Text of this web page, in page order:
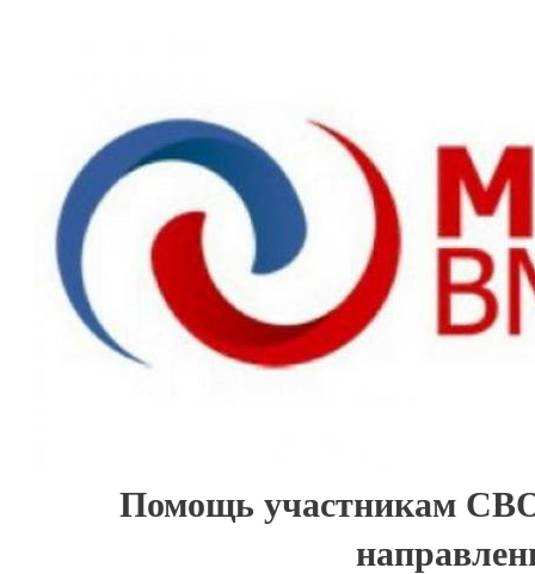
Помощь участникам